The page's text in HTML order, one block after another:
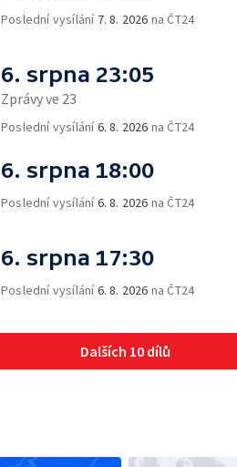
Poslední vysílání 7. 8. 2026 na ČT24
6. srpna 23:05
Zprávy ve 23
Poslední vysílání6. 8. 2026 na ČT24
6. srpna 18:00
Poslední vysílání6. 8. 2026 na ČT24
6. srpna 17:30
Poslední vysílání6. 8. 2026 na ČT24
Dalších 10 dílů